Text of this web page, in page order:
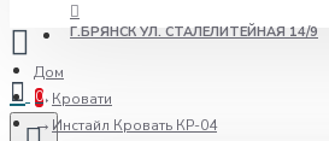
Г.БРЯНСК УЛ. СТАЛЕЛИТЕЙНАЯ 14/9
0
Дом
Кровати
Инстайл Кровать КР-04